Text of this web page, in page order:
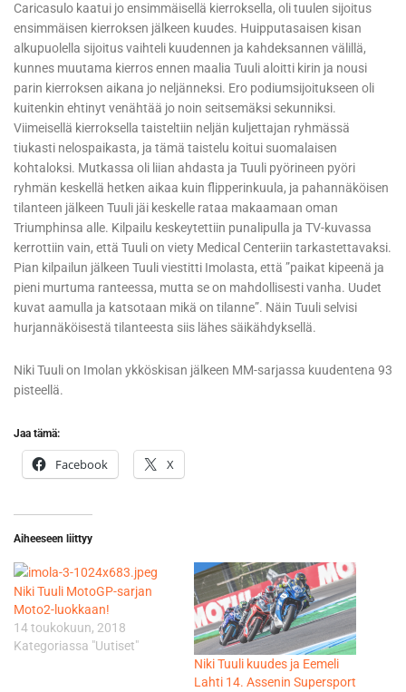
Caricasulo kaatui jo ensimmäisellä kierroksella, oli tuulen sijoitus
ensimmäisen kierroksen jälkeen kuudes. Huipputasaisen kisan
alkupuolella sijoitus vaihteli kuudennen ja kahdeksannen välillä,
kunnes muutama kierros ennen maalia Tuuli aloitti kirin ja nousi
parin kierroksen aikana jo neljänneksi. Ero podiumsijoitukseen oli
kuitenkin ehtinyt venähtää jo noin seitsemäksi sekunniksi.
Viimeisellä kierroksella taisteltiin neljän kuljettajan ryhmässä
tiukasti nelospaikasta, ja tämä taistelu koitui suomalaisen
kohtaloksi. Mutkassa oli liian ahdasta ja Tuuli pyörineen pyöri
ryhmän keskellä hetken aikaa kuin flipperinkuula, ja pahannäköisen
tilanteen jälkeen Tuuli jäi keskelle rataa makaamaan oman
Triumphinsa alle. Kilpailu keskeytettiin punalipulla ja TV-kuvassa
kerrottiin vain, että Tuuli on viety Medical Centeriin tarkastettavaksi.
Pian kilpailun jälkeen Tuuli viestitti Imolasta, että ”paikat kipeenä ja
pieni murtuma ranteessa, mutta se on mahdollisesti vanha. Uudet
kuvat aamulla ja katsotaan mikä on tilanne”. Näin Tuuli selvisi
hurjannäköisestä tilanteesta siis lähes säikähdyksellä.
Niki Tuuli on Imolan ykköskisan jälkeen MM-sarjassa kuudentena 93
pisteellä.
Jaa tämä:
Facebook X
Aiheeseen liittyy
Niki Tuuli MotoGP-sarjan
Moto2-luokkaan!
14 toukokuun, 2018
Kategoriassa "Uutiset"
Niki Tuuli kuudes ja Eemeli
Lahti 14. Assenin Supersport